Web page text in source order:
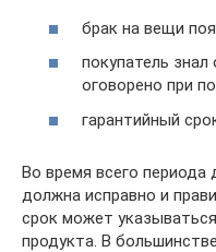
брак на вещи
покупатель
оговорено при
гарантийный
Во время всего периода
должна исправно и
срок может
продукта. В